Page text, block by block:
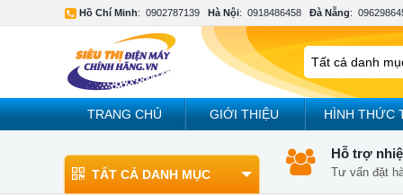
Hồ Chí Minh: 0902787139 Hà Nội: 0918486458 Đà Nẵng:
TRANG CHỦ GIỚI THIỆU HÌNH THỨC
TẤT CẢ DANH MỤC
Hỗ trợ
Tư vấn đặt